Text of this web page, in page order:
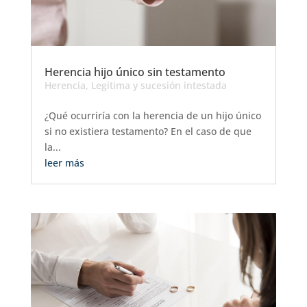
Herencia hijo único sin testamento
Herencia, Legítima y sucesión intestada
¿Qué ocurriría con la herencia de un hijo único
si no existiera testamento? En el caso de que
la...
leer más